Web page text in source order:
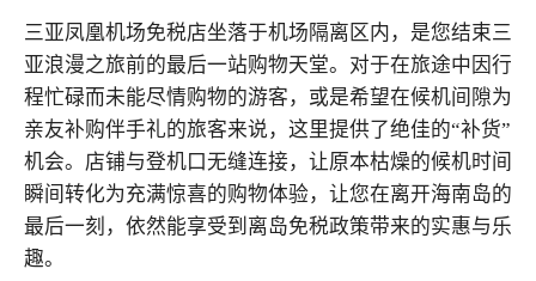
三亚凤凰机场免税店坐落于机场隔离区内，是您结束三
亚浪漫之旅前的最后一站购物天堂。对于在旅途中因行
程忙碌而未能尽情购物的游客，或是希望在候机间隙为
亲友补购伴手礼的旅客来说，这里提供了绝佳的“补货”
机会。店铺与登机口无缝连接，让原本枯燥的候机时间
瞬间转化为充满惊喜的购物体验，让您在离开海南岛的
最后一刻，依然能享受到离岛免税政策带来的实惠与乐
趣。